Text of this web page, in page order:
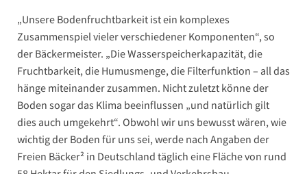
„Unsere Bodenfruchtbarkeit ist ein komplexes
Zusammenspiel vieler verschiedener Komponenten“, so
der Bäckermeister. „Die Wasserspeicherkapazität, die
Fruchtbarkeit, die Humusmenge, die Filterfunktion – all das
hänge miteinander zusammen. Nicht zuletzt könne der
Boden sogar das Klima beeinflussen „und natürlich gilt
dies auch umgekehrt“. Obwohl wir uns bewusst wären, wie
wichtig der Boden für uns sei, werde nach Angaben der
Freien Bäcker² in Deutschland täglich eine Fläche von rund